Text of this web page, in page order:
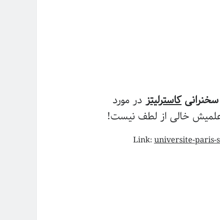
سخنرانیکاسترلیتزدر مورد
علمیش خالی از لطف نیست!
Link:universite-paris-